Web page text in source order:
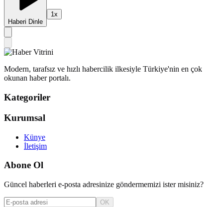
Haberi Dinle
1x
Modern, tarafsız ve hızlı habercilik ilkesiyle Türkiye'nin en çok
okunan haber portalı.
Kategoriler
Kurumsal
Künye
İletişim
Abone Ol
Güncel haberleri e-posta adresinize göndermemizi ister misiniz?
OK